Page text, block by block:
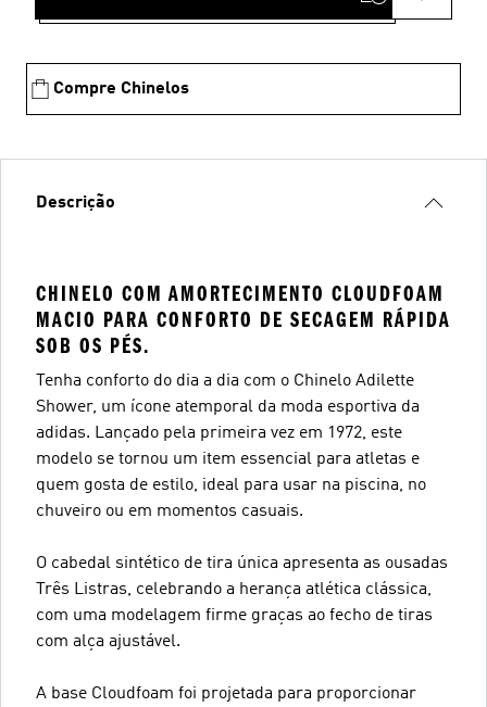
Compre Chinelos
Descrição
CHINELO COM AMORTECIMENTO CLOUDFOAM
MACIO PARA CONFORTO DE SECAGEM RÁPIDA
SOB OS PÉS.
Tenha conforto do dia a dia com o Chinelo Adilette
Shower, um ícone atemporal da moda esportiva da
adidas. Lançado pela primeira vez em 1972, este
modelo se tornou um item essencial para atletas e
quem gosta de estilo, ideal para usar na piscina, no
chuveiro ou em momentos casuais.
O cabedal sintético de tira única apresenta as ousadas
Três Listras, celebrando a herança atlética clássica,
com uma modelagem firme graças ao fecho de tiras
com alça ajustável.
A base Cloudfoam foi projetada para proporcionar